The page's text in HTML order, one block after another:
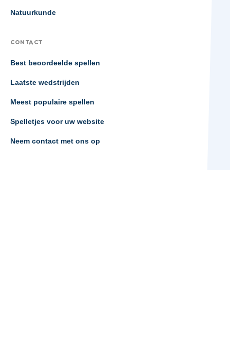
Natuurkunde
CONTACT
Best beoordeelde spellen
Laatste wedstrijden
Meest populaire spellen
Spelletjes voor uw website
Neem contact met ons op